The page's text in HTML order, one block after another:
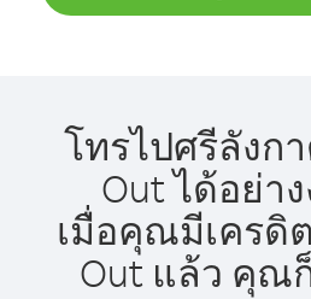
โทรไปศรีลังก
Out ได้อย่า
เมื่อคุณมีเครดิ
Out แล้ว คุณ